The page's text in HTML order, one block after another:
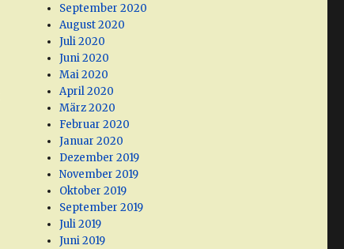
September 2020
August 2020
Juli 2020
Juni 2020
Mai 2020
April 2020
März 2020
Februar 2020
Januar 2020
Dezember 2019
November 2019
Oktober 2019
September 2019
Juli 2019
Juni 2019